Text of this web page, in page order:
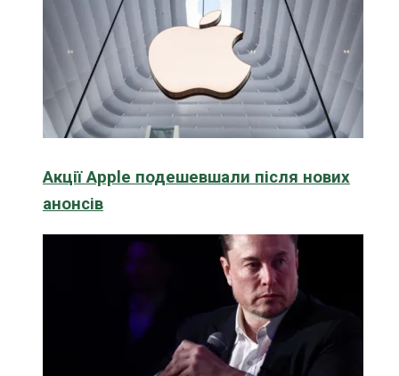
Акції Apple подешевшали після нових
анонсів